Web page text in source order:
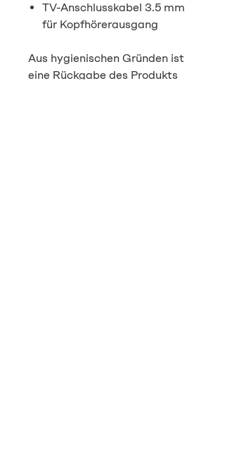
TV-Anschlusskabel 3.5 mm
für Kopfhörerausgang
Aus hygienischen Gründen ist
eine Rückgabe des Produkts